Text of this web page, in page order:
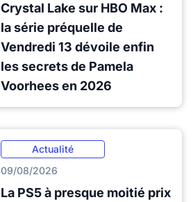
Crystal Lake sur HBO Max :
la série préquelle de
Vendredi 13 dévoile enfin
les secrets de Pamela
Voorhees en 2026
Actualité
09/08/2026
La PS5 à presque moitié prix